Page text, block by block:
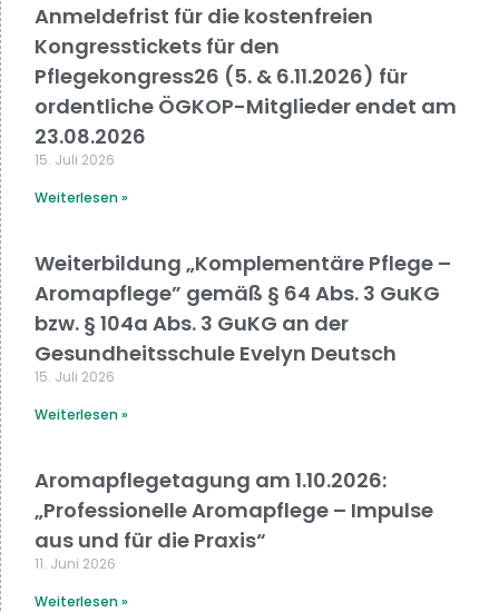
Anmeldefrist für die kostenfreien
Kongresstickets für den
Pflegekongress26 (5. & 6.11.2026) für
ordentliche ÖGKOP-Mitglieder endet am
23.08.2026
15. Juli 2026
Weiterlesen »
Weiterbildung „Komplementäre Pflege –
Aromapflege” gemäß § 64 Abs. 3 GuKG
bzw. § 104a Abs. 3 GuKG an der
Gesundheitsschule Evelyn Deutsch
15. Juli 2026
Weiterlesen »
Aromapflegetagung am 1.10.2026:
„Professionelle Aromapflege – Impulse
aus und für die Praxis“
11. Juni 2026
Weiterlesen »